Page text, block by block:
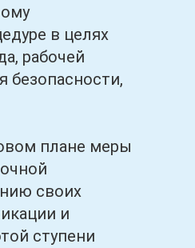
в целях
рабочей
безопасности,
плане меры
своих
и
ступени